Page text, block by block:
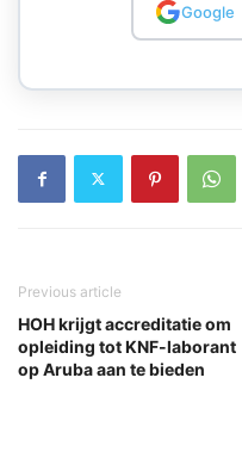
Google
Previous article
HOH krijgt accreditatie om
opleiding tot KNF-laborant
op Aruba aan te bieden